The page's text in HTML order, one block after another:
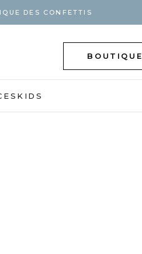
DES CONFETTIS
BOUTIQUE
KIDS